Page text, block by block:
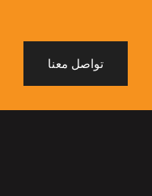
تواصل معنا